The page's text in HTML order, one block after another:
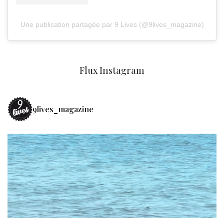
Une publication partagée par 9 Lives (@9lives_magazine)
Flux Instagram
9lives_magazine